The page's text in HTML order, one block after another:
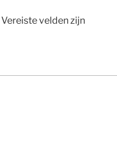
Vereiste velden zijn